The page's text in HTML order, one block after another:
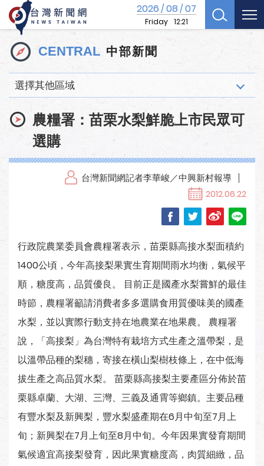
2026/08/07
Friday 12:21
CENTRAL 中部新聞
選擇其他區域
農糧署：苗栗水梨鮮脆上市民眾可
選購
台灣新聞網記者李華峻／中興新村報導
2012.06.22
行政院農業委員會農糧署表示，苗栗縣高接水梨面積約
1400公頃，今年高接梨果實生育期間雨水均衡，氣候平
順，糖度高，品質優良。 目前正是國產水梨嘗鮮的最佳
時節，農糧署籲請消費者多多選購食用質優味美的國產
水梨，並以實際行動支持在地農業在地果農。 農糧署
說，「高接梨」為台灣特有栽培方式生產之溫帶梨，是
以溫帶品種的梨穗，寄接在橫山梨樹枝條上，在中低海
拔生產之高品質水梨。 苗栗縣高接梨主要產區分佈於苗
栗縣卓蘭、大湖、三灣、三義及通霄等鄉鎮。主要品種
有豐水梨及新興梨，豐水梨盛產期在6月中旬至7月上
旬；新興梨在7月上旬至8月中旬。今年因果實發育期間
氣候適宜高接梨發育，因此果實糖度高，肉質細緻，品